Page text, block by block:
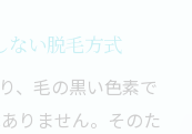
ない脱毛方式
、毛の黒い色素で
りません。そのた